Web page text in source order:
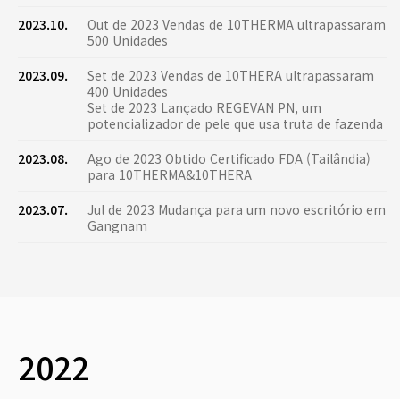
2023.10.
Out de 2023 Vendas de 10THERMA ultrapassaram
500 Unidades
2023.09.
Set de 2023 Vendas de 10THERA ultrapassaram
400 Unidades
Set de 2023 Lançado REGEVAN PN, um
potencializador de pele que usa truta de fazenda
2023.08.
Ago de 2023 Obtido Certificado FDA (Tailândia)
para 10THERMA&10THERA
2023.07.
Jul de 2023 Mudança para um novo escritório em
Gangnam
2022